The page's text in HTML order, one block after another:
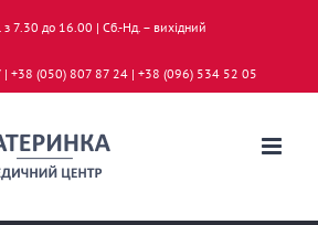
з 7.30 до 16.00 | Сб.-Нд. – вихідний
+38 (050) 807 87 24 | +38 (096) 534 52 05